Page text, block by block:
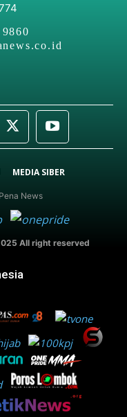
MEDIA SIBER
News
All right reserved